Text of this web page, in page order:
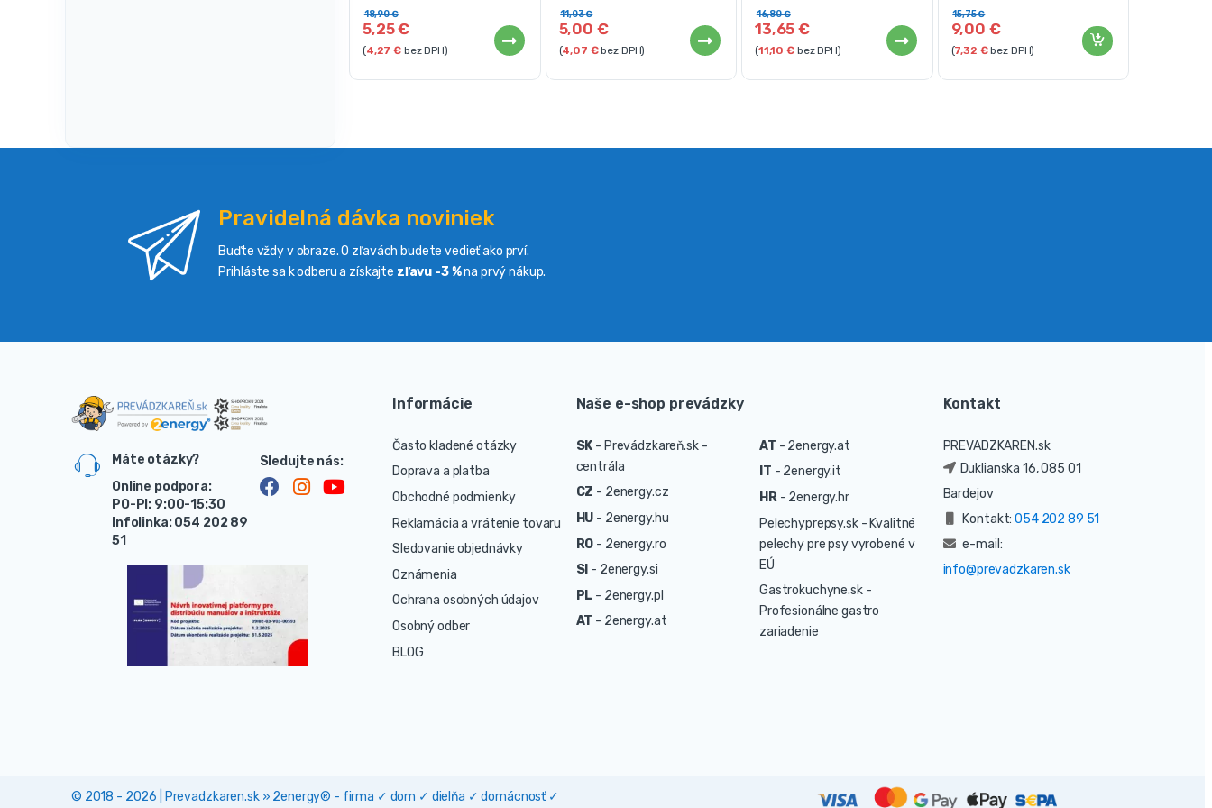
5,25€
18,90€
(4,27€ bez DPH)
5,00 €
11,03€
(4,07 €bez DPH)
13,65€
16,80€
(11,10€bez DPH)
9,00 €
15,75€
(7,32 €bez DPH)
Pravidelná dávka noviniek
Buďte vždy v obraze. O zľavách budete vedieť ako prví.
Prihláste sa k odberu a získajte zľavu -3 %na prvý nákup.
Máte otázky?
Online podpora:
PO-PI: 9:00-15:30
Infolinka: 054 202 89
51
Informácie
Často kladené otázky
Doprava a platba
Obchodné podmienky
Reklamácia a vrátenie tovaru
Sledovanie objednávky
Oznámenia
Ochrana osobných údajov
Osobný odber
BLOG
Naše e-shop prevádzky
SK - Prevádzkareň.sk -
centrála
CZ - 2energy.cz
HU - 2energy.hu
RO - 2energy.ro
SI - 2energy.si
PL - 2energy.pl
AT - 2energy.at
AT - 2energy.at
IT - 2energy.it
HR- 2energy.hr
Pelechyprepsy.sk - Kvalitné
pelechy pre psy vyrobené v
EÚ
Gastrokuchyne.sk -
Profesionálne gastro
zariadenie
Kontakt
PREVADZKAREN.sk
Duklianska 16, 085 01
Bardejov
Kontakt:054 202 89 51
e-mail:
info@prevadzkaren.sk
© 2018 - 2026 | Prevadzkaren.sk » 2energy® - firma ✓ dom ✓ dielňa ✓ domácnosť ✓